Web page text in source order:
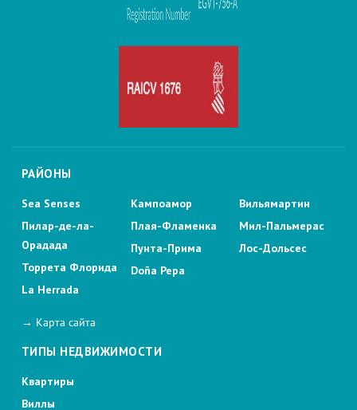
РАЙОНЫ
Sea Senses
Пилар-де-ла-
Орадада
Торрета Флорида
La Herrada
Кампоамор
Плая-Фламенка
Пунта-Прима
Doña Pepa
Вильямартин
Мил-Пальмерас
Лос-Дольсес
→ Карта сайта
ТИПЫ НЕДВИЖИМОСТИ
Квартиры
Виллы